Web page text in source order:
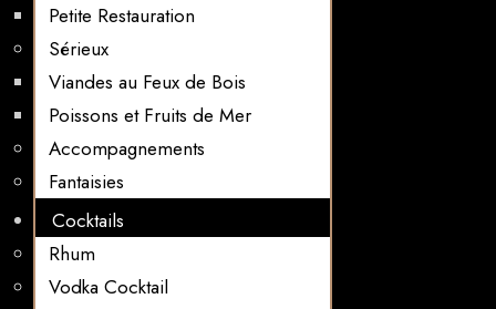
Petite Restauration
Sérieux
Viandes au Feux de Bois
Poissons et Fruits de Mer
Accompagnements
Fantaisies
Cocktails
Rhum
Vodka Cocktail